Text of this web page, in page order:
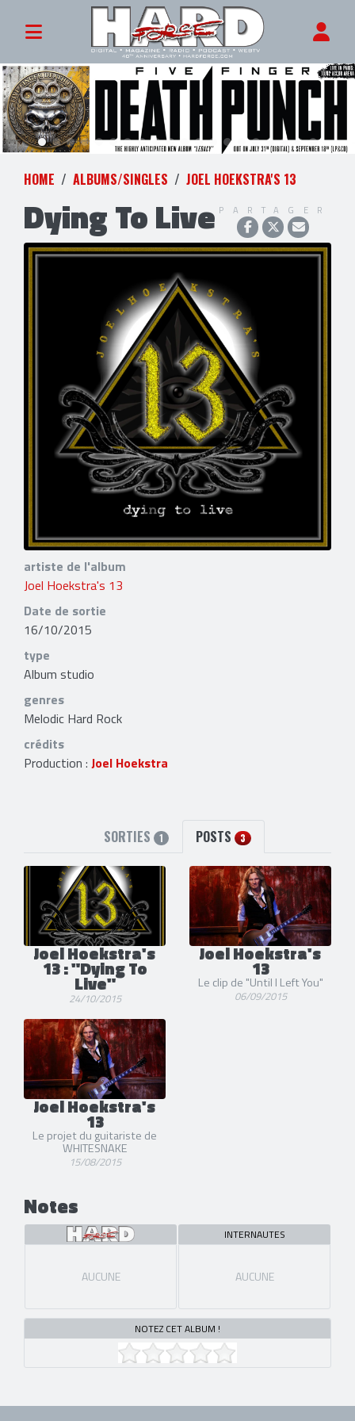
HOME ALBUMS/SINGLES JOEL HOEKSTRA'S 13
Dying To Live PARTAGER
artiste de l'album
Joel Hoekstra's 13
Date de sortie
16/10/2015
type
Album studio
genres
Melodic Hard Rock
crédits
Production : Joel Hoekstra
SORTIES 1 POSTS 3
Joel Hoekstra's
13 : "Dying To
Live"
24/10/2015
Joel Hoekstra's
13
Le clip de "Until I Left You"
06/09/2015
Joel Hoekstra's
13
Le projet du guitariste de
WHITESNAKE
15/08/2015
Notes
AUCUNE
INTERNAUTES
AUCUNE
NOTEZ CET ALBUM !